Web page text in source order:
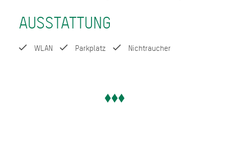
AUSSTATTUNG
WLAN Parkplatz Nichtraucher